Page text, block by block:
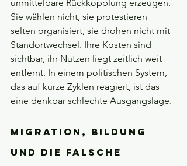
unmittelbare Rückkopplung erzeugen.
Sie wählen nicht, sie protestieren
selten organisiert, sie drohen nicht mit
Standortwechsel. Ihre Kosten sind
sichtbar, ihr Nutzen liegt zeitlich weit
entfernt. In einem politischen System,
das auf kurze Zyklen reagiert, ist das
eine denkbar schlechte Ausgangslage.
Migration, Bildung
und die falsche